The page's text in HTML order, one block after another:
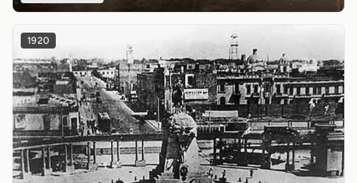
1920